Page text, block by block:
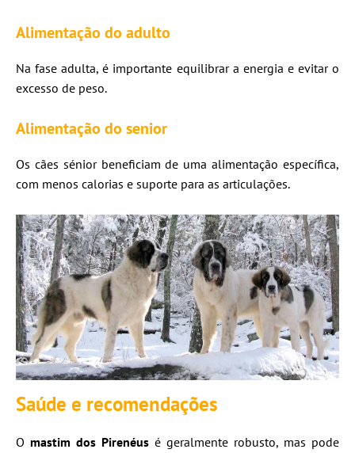
Alimentação do adulto
Na fase adulta, é importante equilibrar a energia e evitar o
excesso de peso.
Alimentação do senior
Os cães sénior beneficiam de uma alimentação específica,
com menos calorias e suporte para as articulações.
Saúde e recomendações
O mastim dos Pirenéus é geralmente robusto, mas pode